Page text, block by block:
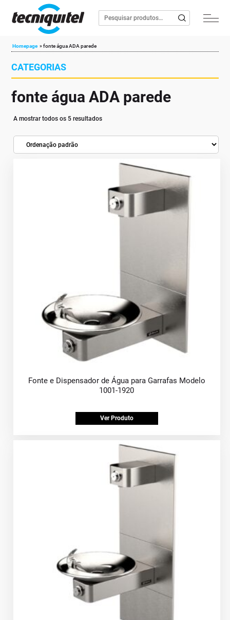
Homepage »fonte água ADA parede
CATEGORIAS
fonte água ADA parede
A mostrar todos os 5 resultados
Fonte e Dispensador de Água para Garrafas Modelo
1001-1920
Ver Produto